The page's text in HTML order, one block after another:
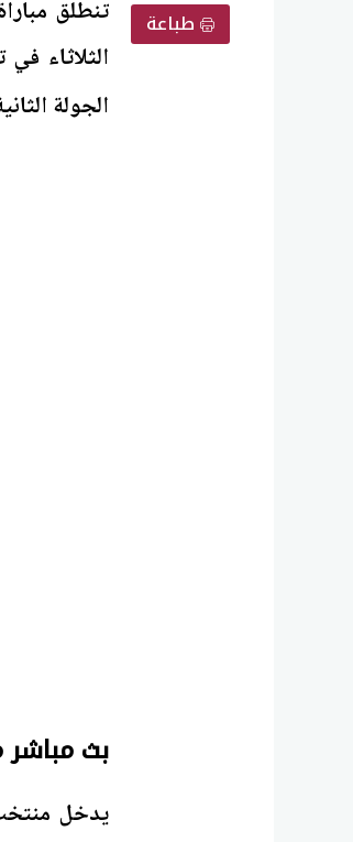
طباعة
الثلاثاء
الجولة
بث مباشر
يدخل منتخب